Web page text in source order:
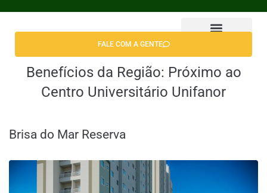
FALE COM A GENTE
Benefícios da Região: Próximo ao
Centro Universitário Unifanor
Brisa do Mar Reserva